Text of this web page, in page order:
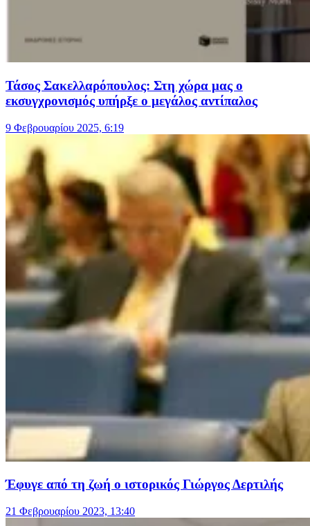
Τάσος Σακελλαρόπουλος: Στη χώρα μας ο
εκσυγχρονισμός υπήρξε ο μεγάλος αντίπαλος
9 Φεβρουαρίου 2025, 6:19
Έφυγε από τη ζωή ο ιστορικός Γιώργος Δερτιλής
21 Φεβρουαρίου 2023, 13:40